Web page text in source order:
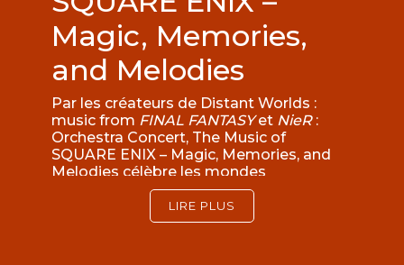
Magic, Memories,
and Melodies
Par les créateurs de Distant Worlds :
music from FINAL FANTASYet NieR:
Orchestra Concert, The Music of
SQUARE ENIX – Magic, Memories, and
Melodies célèbre les mondes
inoubliables et les bandes originales
emblématiques qui ont marqué des
générations de récits et d’aventures
LIRE PLUS